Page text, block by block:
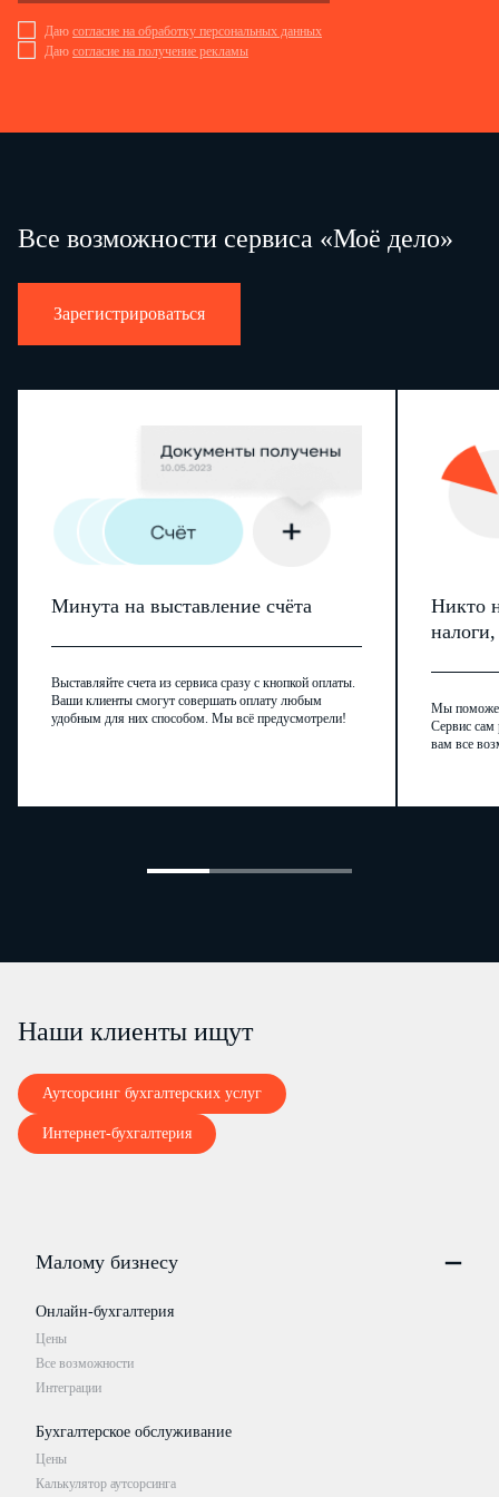
Даю согласие на обработку персональных данных
Даю согласие на получение рекламы
Все возможности сервиса «Моё дело»
Зарегистрироваться
Минута на выставление счёта
Выставляйте счета из сервиса сразу с кнопкой оплаты.
Ваши клиенты смогут совершать оплату любым
удобным для них способом. Мы всё предусмотрели!
Никто
Мы
Сервис сам
вам все
Наши клиенты ищут
Аутсорсинг бухгалтерских услуг
Интернет-бухгалтерия
Малому бизнесу
Онлайн-бухгалтерия
Цены
Все возможности
Интеграции
Бухгалтерское обслуживание
Цены
Калькулятор аутсорсинга